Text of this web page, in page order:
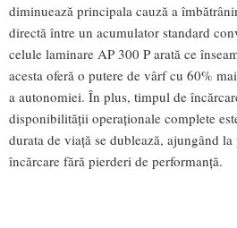
diminuează principala cauză a
directă între un acumulator standard
celule laminare AP 300 P arată ce
acesta oferă o putere de vârf cu 60%
a autonomiei. În plus, timpul de
disponibilității operaționale complete
durata de viață se dublează, ajungând
încărcare fără pierderi de performanță.